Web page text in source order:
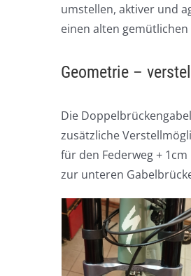
umstellen, aktiver und
einen alten gemütlichen
Geometrie –
Die
zusätzliche
für den Federweg +
zur unteren